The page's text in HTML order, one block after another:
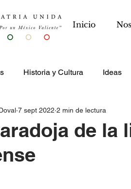
Inicio
Historia y Cultura Ideas
de la
7 sept 2022 2 min de lectura